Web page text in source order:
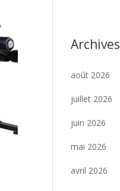
Archives
août 2026
juillet 2026
juin 2026
mai 2026
avril 2026